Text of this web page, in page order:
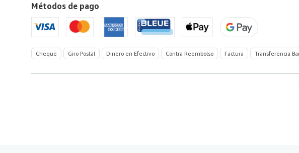
Estados
Unidos
de
America
Métodos de pago
Cheque Giro Postal Dinero en Efectivo Contra Reembolso Factura Transferencia